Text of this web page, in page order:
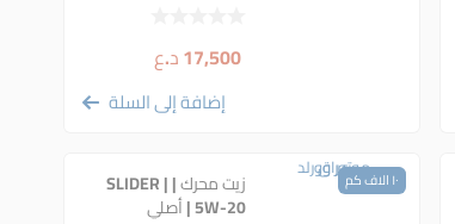
17,500د.ع
إضافة إلى السلة
١٠ الاف كم زيت محرك | SLIDER |
5W-20 | أصلي